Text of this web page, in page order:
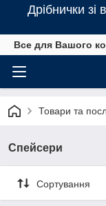
Дрібнички зі
Все для Вашого
Товари та
Спейсери
Сортування